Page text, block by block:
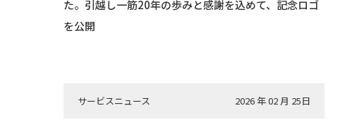
た。引越し一筋20年の歩みと感謝を込めて、記念ロゴ
を公開
サービスニュース 2026 年 02 月 25日